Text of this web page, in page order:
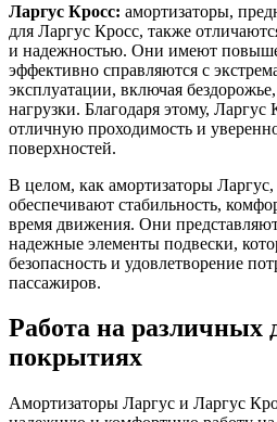
Ларгус Кросс: амортизаторы,
для Ларгус Кросс, также
и надежностью. Они имеют
эффективно справляются с
эксплуатации, включая
нагрузки. Благодаря этому, Ларгус
отличную проходимость и
поверхностей.
В целом, как амортизаторы
обеспечивают стабильность,
время движения. Они
надежные элементы подвески,
безопасность и удовлетворение
пассажиров.
Работа на различных
покрытиях
Амортизаторы Ларгус и Ларгус